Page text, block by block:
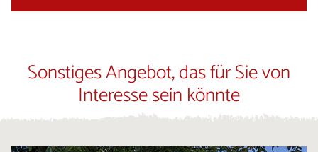
Sonstiges Angebot, das für Sie von
Interesse sein könnte